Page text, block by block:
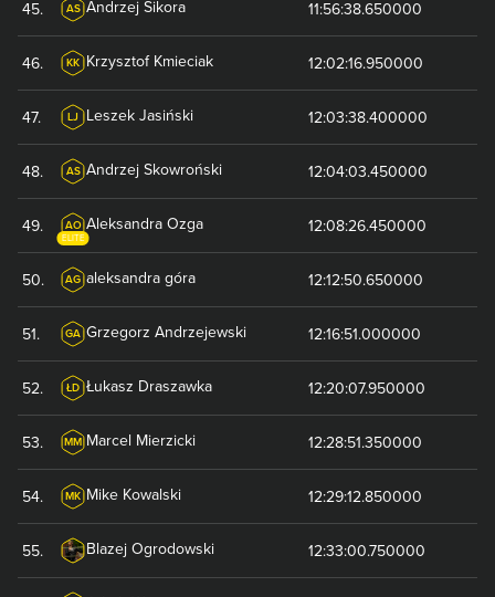
45. AS Andrzej Sikora 11:56:38.650000
46. KK Krzysztof Kmieciak 12:02:16.950000
47. LJ Leszek Jasiński 12:03:38.400000
48. AS Andrzej Skowroński 12:04:03.450000
49. AO
ELITE
Aleksandra Ozga 12:08:26.450000
50. AG aleksandra góra 12:12:50.650000
51. GA Grzegorz Andrzejewski 12:16:51.000000
52. ŁD Łukasz Draszawka 12:20:07.950000
53. MM Marcel Mierzicki 12:28:51.350000
54. MK Mike Kowalski 12:29:12.850000
55. Blazej Ogrodowski 12:33:00.750000